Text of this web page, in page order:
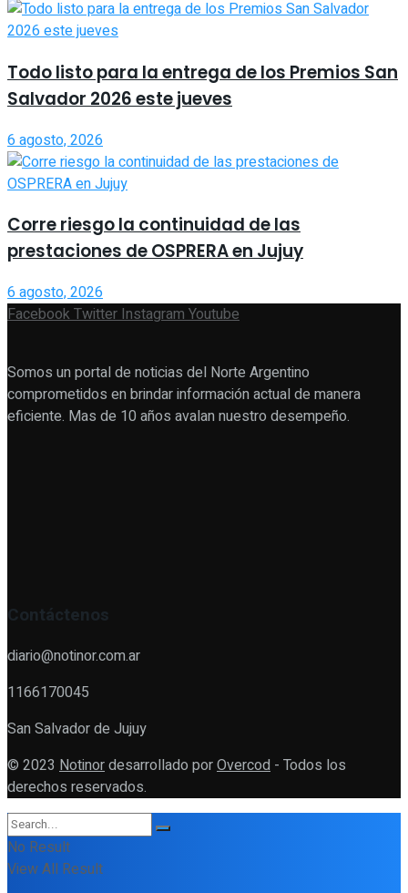
Todo listo para la entrega de los Premios San
Salvador 2026 este jueves
6 agosto, 2026
Corre riesgo la continuidad de las
prestaciones de OSPRERA en Jujuy
6 agosto, 2026
FacebookTwitterInstagramYoutube
Somos un portal de noticias del Norte Argentino
comprometidos en brindar información actual de manera
eficiente. Mas de 10 años avalan nuestro desempeño.
Contáctenos
diario@notinor.com.ar
1166170045
San Salvador de Jujuy
© 2023 Notinordesarrollado porOvercod - Todos los
derechos reservados.
No Result
View All Result